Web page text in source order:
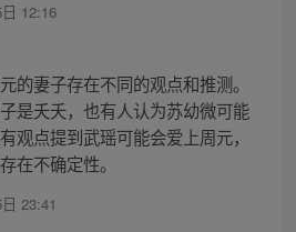
12:16
的妻子存在不同的观点和推测。
是夭夭，也有人认为苏幼微可能
观点提到武瑶可能会爱上周元，
在不确定性。
23:41